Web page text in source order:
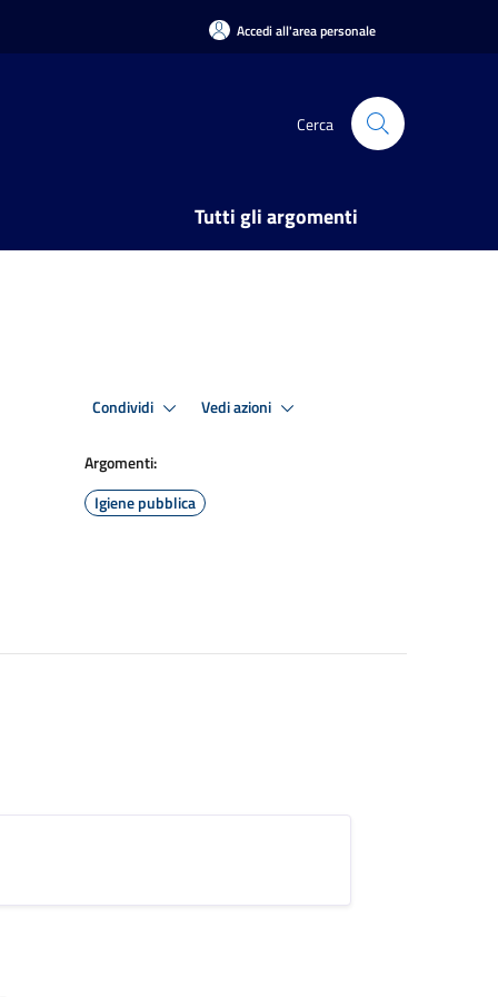
Accedi all'area personale
Cerca
Tutti gli argomenti
Condividi Vedi azioni
Argomenti:
Igiene pubblica